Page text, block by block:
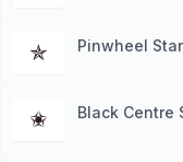
✯ Pinwheel
✬ Black Centre